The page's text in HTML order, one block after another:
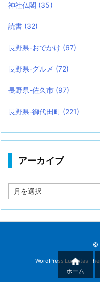
神社仏閣 (35)
読書 (32)
長野県-おでかけ (67)
長野県-グルメ (72)
長野県-佐久市 (97)
長野県-御代田町 (221)
アーカイブ
ー
©
WordPress Luxeritas

ホーム